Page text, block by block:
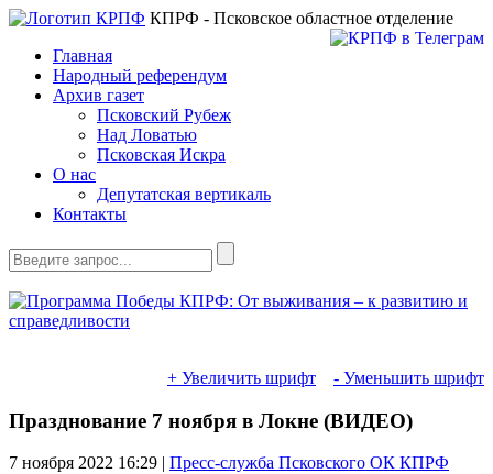
КПРФ - Псковское областное отделение
Главная
Народный референдум
Архив газет
Псковский Рубеж
Над Ловатью
Псковская Искра
О нас
Депутатская вертикаль
Контакты
+ Увеличить шрифт - Уменьшить шрифт
Празднование 7 ноября в Локне (ВИДЕО)
7 ноября 2022 16:29 | Пресс-служба Псковского ОК КПРФ